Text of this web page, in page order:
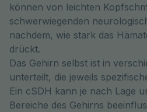
können von leichten
schwerwiegenden
nachdem, wie stark das
drückt.
Das Gehirn selbst ist in
unterteilt, die jeweils
Ein cSDH kann je nach Lage
Bereiche des Gehirns